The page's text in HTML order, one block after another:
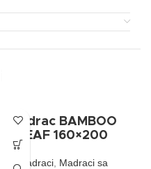
Madrac BAMBOO
LEAF 160×200
Madraci, Madraci sa